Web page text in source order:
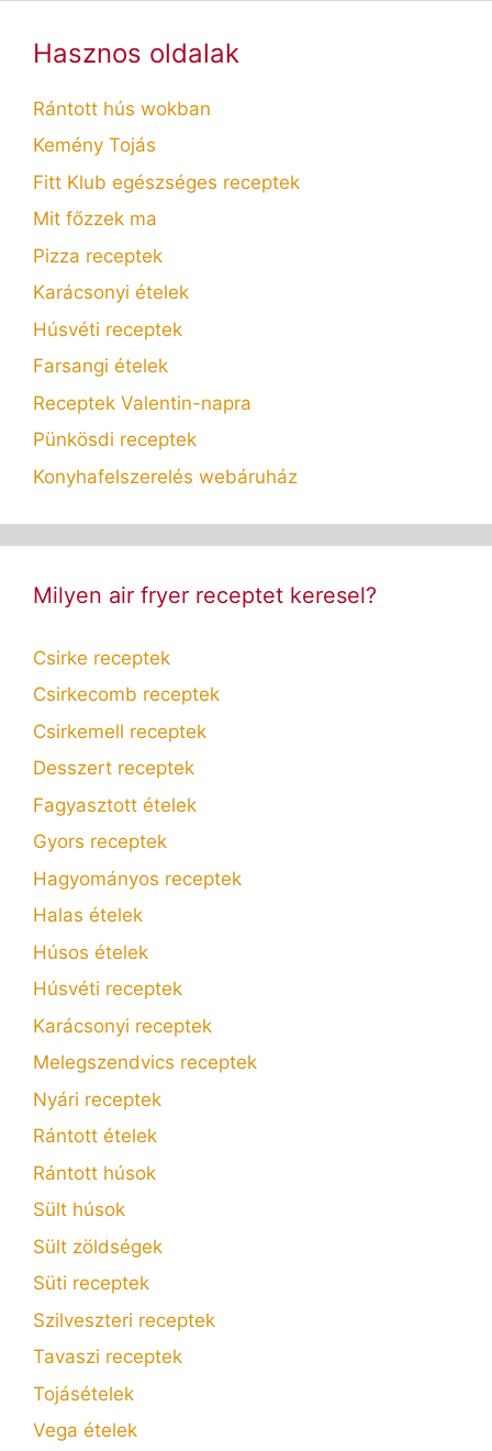
Hasznos oldalak
Rántott hús wokban
Kemény Tojás
Fitt Klub egészséges receptek
Mit főzzek ma
Pizza receptek
Karácsonyi ételek
Húsvéti receptek
Farsangi ételek
Receptek Valentin-napra
Pünkösdi receptek
Konyhafelszerelés webáruház
Milyen air fryer receptet keresel?
Csirke receptek
Csirkecomb receptek
Csirkemell receptek
Desszert receptek
Fagyasztott ételek
Gyors receptek
Hagyományos receptek
Halas ételek
Húsos ételek
Húsvéti receptek
Karácsonyi receptek
Melegszendvics receptek
Nyári receptek
Rántott ételek
Rántott húsok
Sült húsok
Sült zöldségek
Süti receptek
Szilveszteri receptek
Tavaszi receptek
Tojásételek
Vega ételek